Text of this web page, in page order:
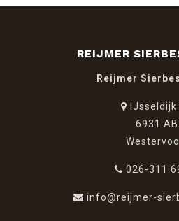
REIJMER
Reijmer
IJsseldijk
6931 AB
026-311
info@reijmer-